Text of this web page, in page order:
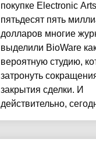
покупке Electronic
пятьдесят пять
долларов многие
выделили BioWare
вероятную студию,
затронуть
закрытия сделки. И
действительно,